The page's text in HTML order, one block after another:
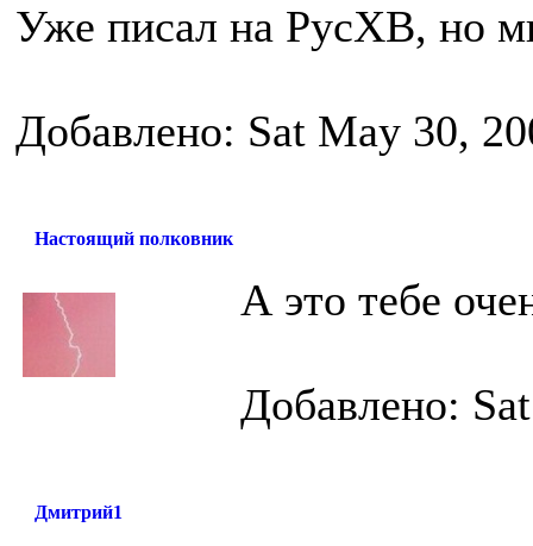
Уже писал на РусХВ, но
Добавлено: Sat May 30,
Настоящий полковник
А это тебе
Добавлено:
Дмитрий1